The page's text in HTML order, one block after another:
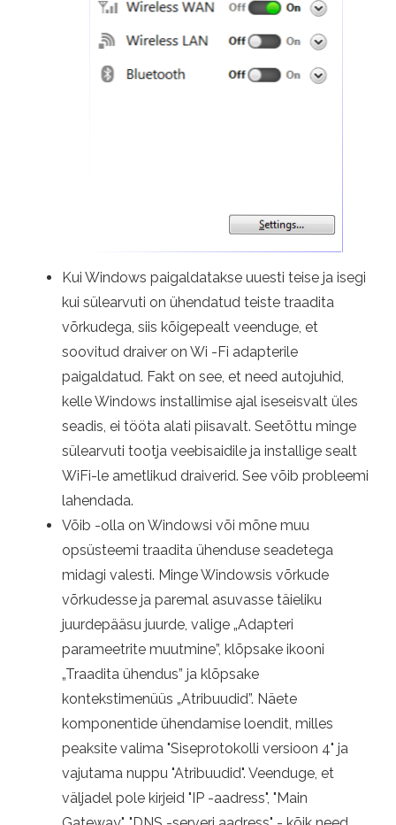
Kui Windows paigaldatakse uuesti teise ja isegi
kui sülearvuti on ühendatud teiste traadita
võrkudega, siis kõigepealt veenduge, et
soovitud draiver on Wi -Fi adapterile
paigaldatud. Fakt on see, et need autojuhid,
kelle Windows installimise ajal iseseisvalt üles
seadis, ei tööta alati piisavalt. Seetõttu minge
sülearvuti tootja veebisaidile ja installige sealt
WiFi-le ametlikud draiverid. See võib probleemi
lahendada.
Võib -olla on Windowsi või mõne muu
opsüsteemi traadita ühenduse seadetega
midagi valesti. Minge Windowsis võrkude
võrkudesse ja paremal asuvasse täieliku
juurdepääsu juurde, valige „Adapteri
parameetrite muutmine”, klõpsake ikooni
„Traadita ühendus” ja klõpsake
kontekstimenüüs „Atribuudid”. Näete
komponentide ühendamise loendit, milles
peaksite valima "Siseprotokolli versioon 4" ja
vajutama nuppu "Atribuudid". Veenduge, et
väljadel pole kirjeid "IP -aadress", "Main